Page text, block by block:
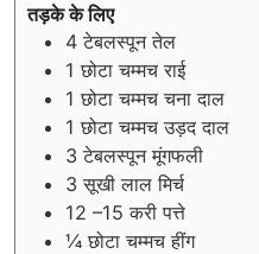
तड़के के लिए
4 टेबलस्पून तेल
1 छोटा चम्मच राई
1 छोटा चम्मच चना दाल
1 छोटा चम्मच उड़द दाल
3 टेबलस्पून मूंगफली
3 सूखी लाल मिर्च
12 –15 करी पत्ते
¼ छोटा चम्मच हींग